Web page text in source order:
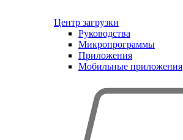
Центр загрузки
Руководства
Микропрограммы
Приложения
Мобильные приложения